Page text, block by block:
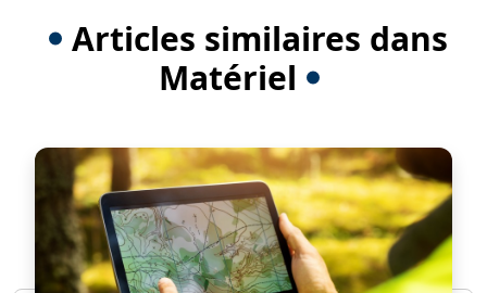
Articles similaires dans
Matériel